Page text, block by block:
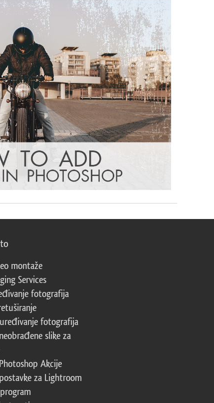
montaže
Services
fotografija
fotografija
slike za
Akcije
za Lightroom